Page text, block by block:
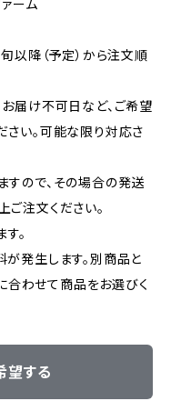
ーム
以降（予定）から注文順
届け不可日など、ご希望
さい。可能な限り対応さ
すので、その場合の発送
注文ください。
。
発生します。別商品と
に合わせて商品をお選びく
望する